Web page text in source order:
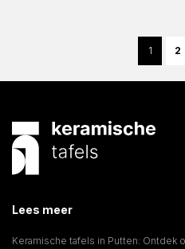
1 2
Lees meer
Keramische tafels in Putten: Ontdek